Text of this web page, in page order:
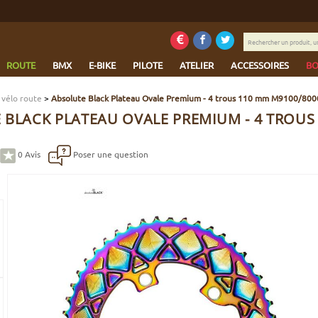
ROUTE BMX E-BIKE PILOTE ATELIER ACCESSOIRES
Rechercher
un
une
marque...
route >Absolute Black Plateau Ovale Premium - 4 trous 110 mm M9100/
BLACK PLATEAU OVALE PREMIUM - 4
0 Avis Poser une question